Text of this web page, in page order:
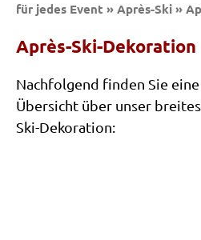
für jedes Event » Après-Ski »
Après-Ski-Dekoration
Nachfolgend finden Sie
Übersicht über unser
Ski-Dekoration: